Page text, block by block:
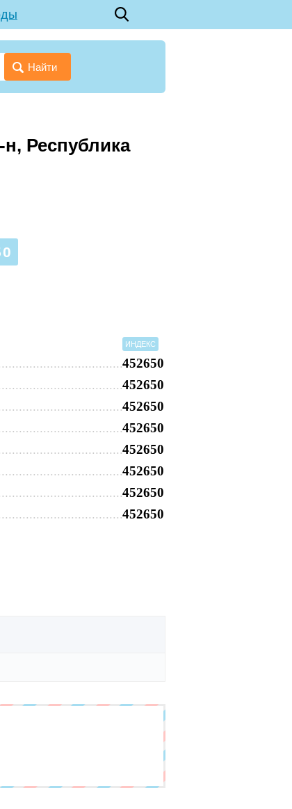
Найти
Республика
ИНДЕКС
452650
452650
452650
452650
452650
452650
452650
452650